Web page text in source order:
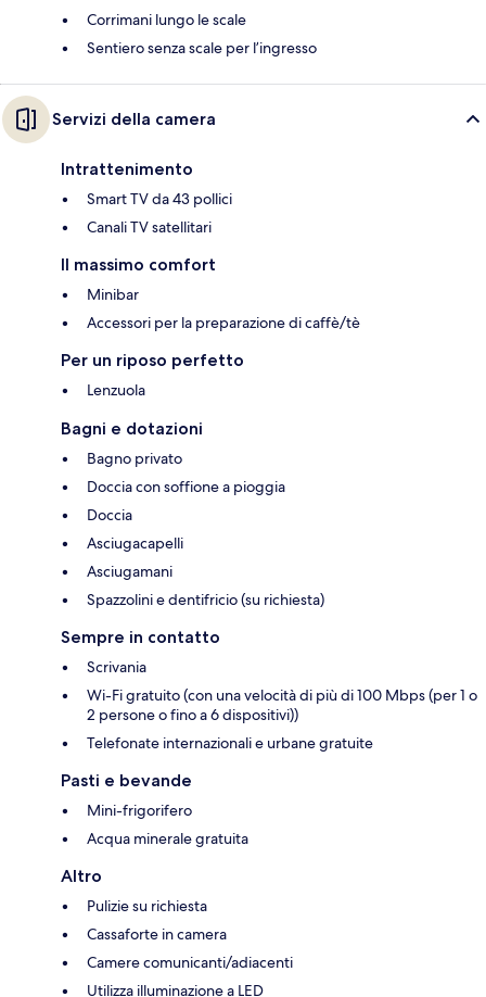
Corrimani lungo le scale
Sentiero senza scale per l’ingresso
Servizi della camera
Intrattenimento
Smart TV da 43 pollici
Canali TV satellitari
Il massimo comfort
Minibar
Accessori per la preparazione di caffè/tè
Per un riposo perfetto
Lenzuola
Bagni e dotazioni
Bagno privato
Doccia con soffione a pioggia
Doccia
Asciugacapelli
Asciugamani
Spazzolini e dentifricio (su richiesta)
Sempre in contatto
Scrivania
Wi-Fi gratuito (con una velocità di più di 100 Mbps (per 1 o
2 persone o fino a 6 dispositivi))
Telefonate internazionali e urbane gratuite
Pasti e bevande
Mini-frigorifero
Acqua minerale gratuita
Altro
Pulizie su richiesta
Cassaforte in camera
Camere comunicanti/adiacenti
Utilizza illuminazione a LED